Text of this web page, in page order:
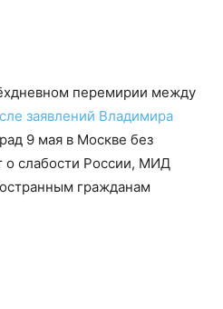
перемирии между
заявлений Владимира
9 мая в Москве без
о слабости России, МИД
гражданам